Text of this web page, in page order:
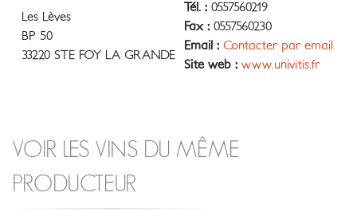
Les Lèves
BP 50
33220 STE FOY LA GRANDE
Tél. : 0557560219
Fax : 0557560230
Email : Contacter par email
Site web : www.univitis.fr
VOIR LES VINS DU MÊME
PRODUCTEUR